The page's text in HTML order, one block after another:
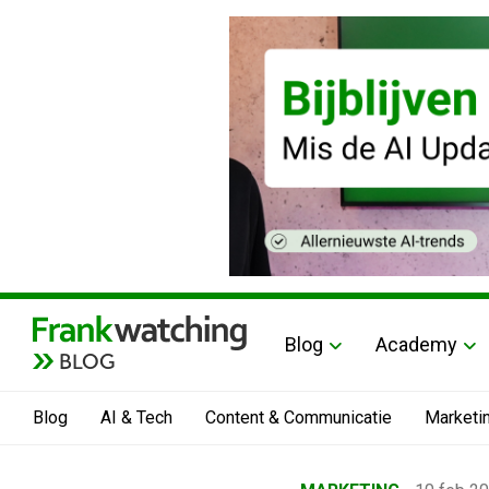
BLOG
Blog Academy
Blog AI & Tech Content & Communicatie